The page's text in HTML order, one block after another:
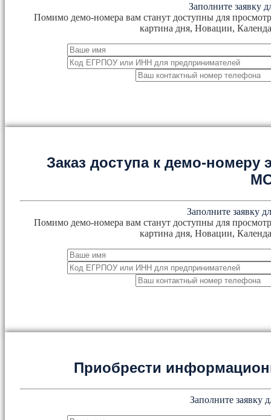
Заполните заявку
Помимо демо-номера вам станут доступны для
картина дня, Новации,
Заказ доступа к демо-номеру
Заполните заявку
Помимо демо-номера вам станут доступны для
картина дня, Новации,
Приобрести
Заполните заявку